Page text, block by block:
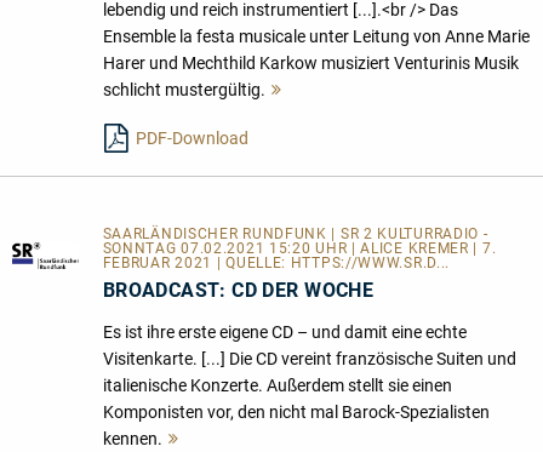
lebendig und reich instrumentiert [...].<br /> Das
Ensemble la festa musicale unter Leitung von Anne Marie
Harer und Mechthild Karkow musiziert Venturinis Musik
schlicht mustergültig.
PDF-Download
SAARLÄNDISCHER RUNDFUNK | SR 2 KULTURRADIO -
SONNTAG 07.02.2021 15:20 UHR | ALICE KREMER | 7.
FEBRUAR 2021 | QUELLE: HTTPS://WWW.SR.D...
BROADCAST: CD DER WOCHE
Es ist ihre erste eigene CD – und damit eine echte
Visitenkarte. [...] Die CD vereint französische Suiten und
italienische Konzerte. Außerdem stellt sie einen
Komponisten vor, den nicht mal Barock-Spezialisten
kennen.